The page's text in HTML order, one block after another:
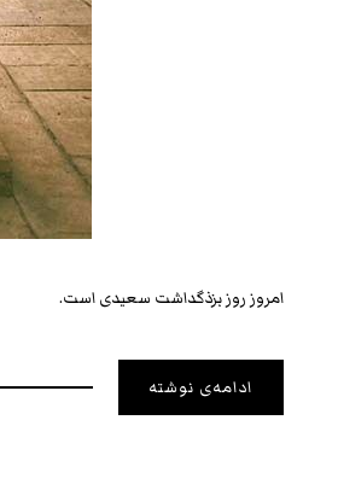
امروز روز بزذگداشت سعیدی است.
ادامه‌ی نوشته